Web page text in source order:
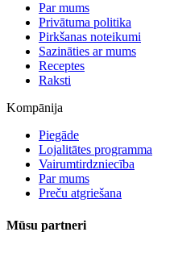
Par mums
Privātuma politika
Pirkšanas noteikumi
Sazināties ar mums
Receptes
Raksti
Kompānija
Piegāde
Lojalitātes programma
Vairumtirdzniecība
Par mums
Preču atgriešana
Mūsu partneri